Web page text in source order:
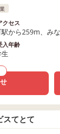
クセス
駅から259m、み
入年齢
スてとて